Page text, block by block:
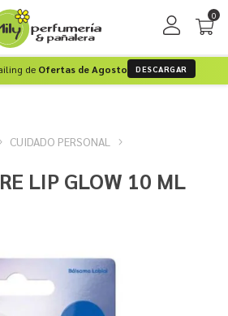
0
de Ofertas de Agosto DESCARGAR
CUIDADO PERSONAL
LIP GLOW 10 ML